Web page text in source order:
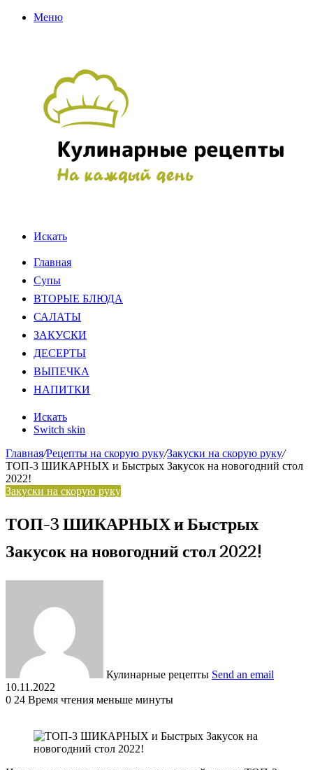
Меню
Искать
Главная
Супы
ВТОРЫЕ БЛЮДА
САЛАТЫ
ЗАКУСКИ
ДЕСЕРТЫ
ВЫПЕЧКА
НАПИТКИ
Искать
Switch skin
Главная/Рецепты на скорую руку/Закуски на скорую руку/
ТОП-3 ШИКАРНЫХ и Быстрых Закусок на новогодний стол
2022!
Закуски на скорую руку
ТОП-3 ШИКАРНЫХ и Быстрых
Закусок на новогодний стол 2022!
Кулинарные рецепты Send an email
10.11.2022
0 24 Время чтения меньше минуты